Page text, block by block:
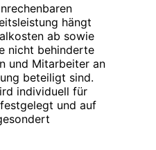
hängt
ab sowie
nicht behinderte
und Mitarbeiter an
beteiligt sind.
individuell für
und auf